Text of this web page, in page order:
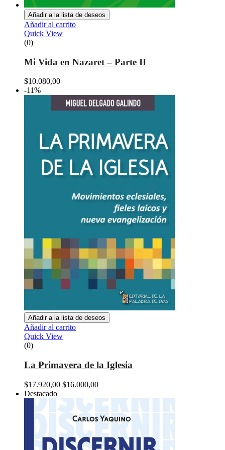
Añadir a la lista de deseos
Añadir al carrito
Quick View
(0)
Mi Vida en Nazaret – Parte II
$10.080,00
-11%
Añadir a la lista de deseos
Añadir al carrito
Quick View
(0)
La Primavera de la Iglesia
$17.920,00 El
original
era:
$17.920,00.
$16.000,00El
actual
$16.000,00.
Destacado